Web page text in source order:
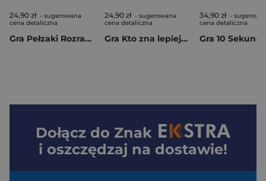
24,90 zł - sugerowana
cena detaliczna
Gra Pełzaki Rozrabiaki
24,90 zł - sugerowana
cena detaliczna
Gra Kto zna lepiej? Quiz Historia Świata
34,90 zł -
cena detaliczna
Gra 10 Sekund
Dołącz do Znak
i oszczędzaj na dostawie!